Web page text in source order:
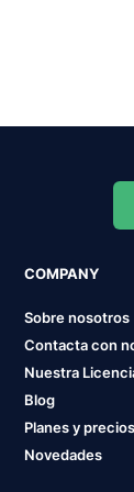
COMPANY
Sobre nosotros
Contacta con
Nuestra
Blog
Planes y precios
Novedades